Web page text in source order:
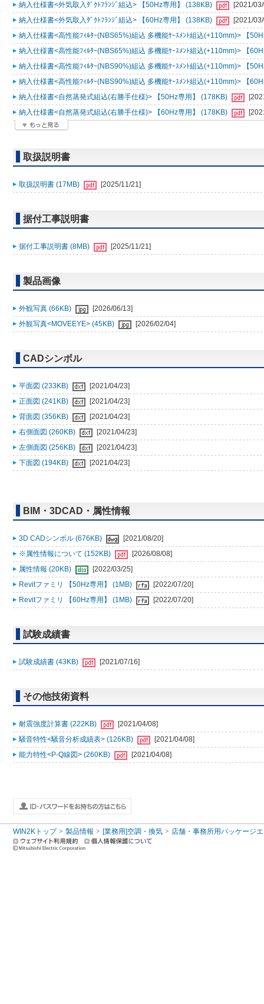
納入仕様書<外気取入ﾀﾞｸﾄﾌﾗﾝｼﾞ組込> 【50Hz専用】 (138KB)
[2021/
納入仕様書<外気取入ﾀﾞｸﾄﾌﾗﾝｼﾞ組込> 【60Hz専用】 (138KB)
[2021/
納入仕様書<高性能ﾌｨﾙﾀｰ(NBS65%)組込 多機能ｹｰｽﾒﾝﾄ組込(+110mm)> 【
納入仕様書<高性能ﾌｨﾙﾀｰ(NBS65%)組込 多機能ｹｰｽﾒﾝﾄ組込(+110mm)> 【
納入仕様書<高性能ﾌｨﾙﾀｰ(NBS90%)組込 多機能ｹｰｽﾒﾝﾄ組込(+110mm)> 【
納入仕様書<高性能ﾌｨﾙﾀｰ(NBS90%)組込 多機能ｹｰｽﾒﾝﾄ組込(+110mm)> 【
納入仕様書<自然蒸発式組込(右勝手仕様)> 【50Hz専用】 (178KB)
納入仕様書<自然蒸発式組込(右勝手仕様)> 【60Hz専用】 (178KB)
取扱説明書
取扱説明書 (17MB) [2025/11/21]
据付工事説明書
据付工事説明書 (8MB) [2025/11/21]
製品画像
外観写真 (66KB)
[2026/06/13]
外観写真<MOVEEYE> (45KB)
[2026/02/04]
CADシンボル
平面図 (233KB)
[2021/04/23]
正面図 (241KB)
[2021/04/23]
背面図 (356KB)
[2021/04/23]
右側面図 (260KB)
[2021/04/23]
左側面図 (256KB)
[2021/04/23]
下面図 (194KB)
[2021/04/23]
BIM・3DCAD・属性情報
3D CADシンボル (676KB)
[2021/08/20]
※属性情報について (152KB)
[2026/08/08]
属性情報 (20KB)
[2022/03/25]
Revitファミリ 【50Hz専用】 (1MB)
[2022/07/20]
Revitファミリ 【60Hz専用】 (1MB)
[2022/07/20]
試験成績書
試験成績書 (43KB) [2021/07/16]
その他技術資料
耐震強度計算書 (222KB)
[2021/04/08]
騒音特性<騒音分析成績表> (126KB)
[2021/04/08]
能力特性<P-Q線図> (260KB)
[2021/04/08]
WIN2Kトップ 製品情報 [業務用]空調・換気 店舗・事務所用パッケージ